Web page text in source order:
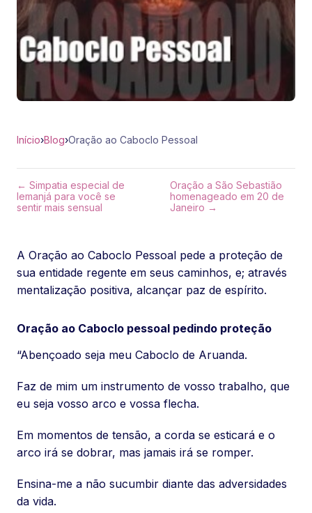
Início›Blog›Oração ao Caboclo Pessoal
← Simpatia especial de
Iemanjá para você se
sentir mais sensual
Oração a São Sebastião
homenageado em 20 de
Janeiro →
A Oração ao Caboclo Pessoal pede a proteção de
sua entidade regente em seus caminhos, e; através
mentalização positiva, alcançar paz de espírito.
Oração ao Caboclo pessoal pedindo proteção
“Abençoado seja meu Caboclo de Aruanda.
Faz de mim um instrumento de vosso trabalho, que
eu seja vosso arco e vossa flecha.
Em momentos de tensão, a corda se esticará e o
arco irá se dobrar, mas jamais irá se romper.
Ensina-me a não sucumbir diante das adversidades
da vida.